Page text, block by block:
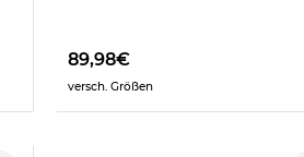
89,98€
versch. Größen